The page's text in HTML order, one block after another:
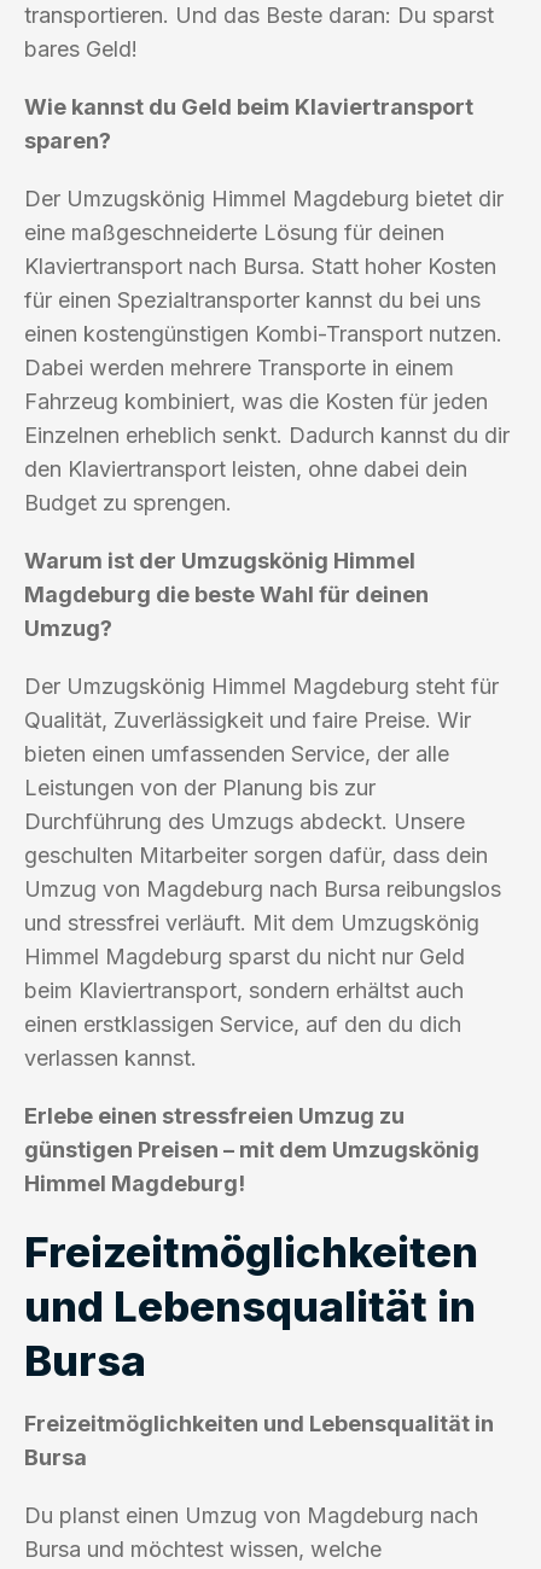
transportieren. Und das Beste daran: Du sparst
bares Geld!
Wie kannst du Geld beim Klaviertransport
sparen?
Der Umzugskönig Himmel Magdeburg bietet dir
eine maßgeschneiderte Lösung für deinen
Klaviertransport nach Bursa. Statt hoher Kosten
für einen Spezialtransporter kannst du bei uns
einen kostengünstigen Kombi-Transport nutzen.
Dabei werden mehrere Transporte in einem
Fahrzeug kombiniert, was die Kosten für jeden
Einzelnen erheblich senkt. Dadurch kannst du dir
den Klaviertransport leisten, ohne dabei dein
Budget zu sprengen.
Warum ist der Umzugskönig Himmel
Magdeburg die beste Wahl für deinen
Umzug?
Der Umzugskönig Himmel Magdeburg steht für
Qualität, Zuverlässigkeit und faire Preise. Wir
bieten einen umfassenden Service, der alle
Leistungen von der Planung bis zur
Durchführung des Umzugs abdeckt. Unsere
geschulten Mitarbeiter sorgen dafür, dass dein
Umzug von Magdeburg nach Bursa reibungslos
und stressfrei verläuft. Mit dem Umzugskönig
Himmel Magdeburg sparst du nicht nur Geld
beim Klaviertransport, sondern erhältst auch
einen erstklassigen Service, auf den du dich
verlassen kannst.
Erlebe einen stressfreien Umzug zu
günstigen Preisen – mit dem Umzugskönig
Himmel Magdeburg!
Freizeitmöglichkeiten
und Lebensqualität in
Bursa
Freizeitmöglichkeiten und Lebensqualität in
Bursa
Du planst einen Umzug von Magdeburg nach
Bursa und möchtest wissen, welche